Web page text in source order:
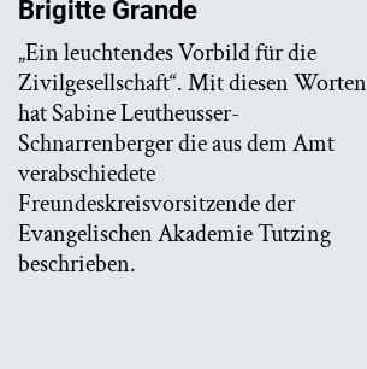
Brigitte Grande
„Ein leuchtendes Vorbild für die
Zivilgesellschaft“. Mit diesen Worten
hat Sabine Leutheusser-
Schnarrenberger die aus dem Amt
verabschiedete
Freundeskreisvorsitzende der
Evangelischen Akademie Tutzing
beschrieben.